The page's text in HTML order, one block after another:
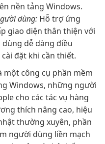
nền tảng Windows.
dùng: Hỗ trợ ứng
giao diện thân thiện với
dễ dàng điều
đặt khi cần thiết.
một công cụ phần mềm
Windows, những người
cho các tác vụ hàng
thích nâng cao, hiệu
thường xuyên, phần
người dùng liền mạch